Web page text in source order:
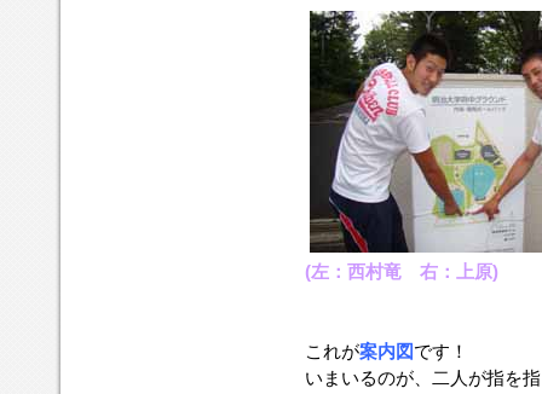
(左：西村竜 右：上原)
これが案内図です！
いまいるのが、二人が指を